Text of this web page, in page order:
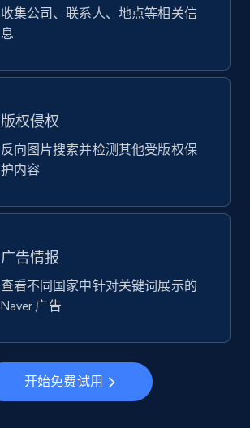
收集公司、联系人、地点等相关信
息
版权侵权
反向图片搜索并检测其他受版权保
护内容
广告情报
查看不同国家中针对关键词展示的
Naver 广告
开始免费试用